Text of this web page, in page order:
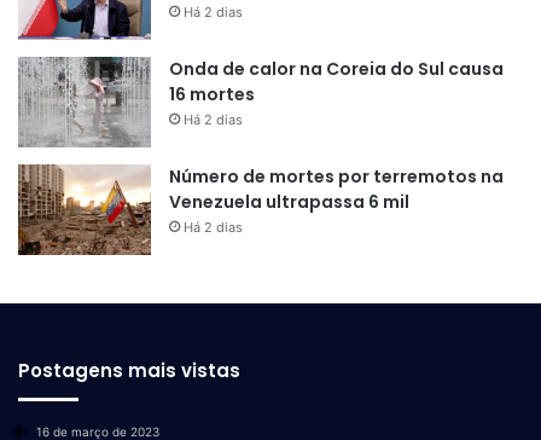
Há 2 dias
Onda de calor na Coreia do Sul causa
16 mortes
Há 2 dias
Número de mortes por terremotos na
Venezuela ultrapassa 6 mil
Há 2 dias
Postagens mais vistas
16 de março de 2023